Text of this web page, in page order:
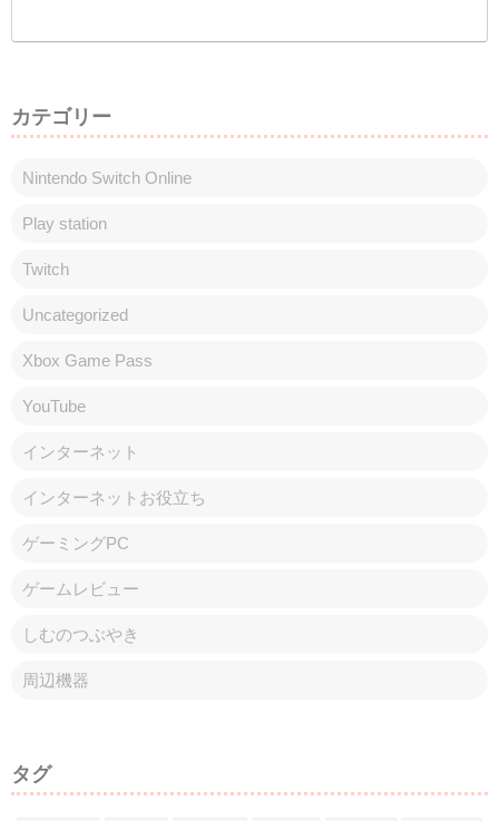
カテゴリー
Nintendo Switch Online
Play station
Twitch
Uncategorized
Xbox Game Pass
YouTube
インターネット
インターネットお役立ち
ゲーミングPC
ゲームレビュー
しむのつぶやき
周辺機器
タグ